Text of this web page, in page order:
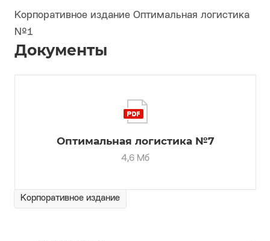
Корпоративное издание Оптимальная логистика
№1
Документы
Оптимальная логистика №7
4,6 Мб
Корпоративное издание